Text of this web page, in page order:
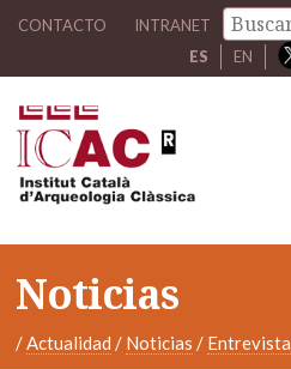
CONTACTO INTRANET
ES
EN
Noticias
/Actualidad / Noticias / Entrevista